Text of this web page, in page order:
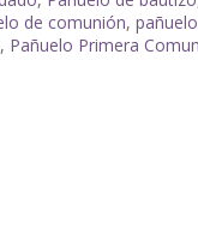
de comunión,
, Pañuelo Primera